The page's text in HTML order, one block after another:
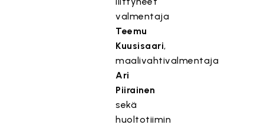
valmentaja
Teemu
Kuusisaari,
maalivahtivalmentaja
Ari
Piirainen
sekä
huoltotiimin